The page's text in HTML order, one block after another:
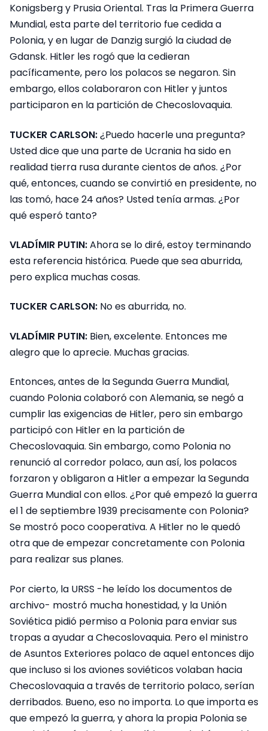
Konigsberg y Prusia Oriental. Tras la Primera Guerra
Mundial, esta parte del territorio fue cedida a
Polonia, y en lugar de Danzig surgió la ciudad de
Gdansk. Hitler les rogó que la cedieran
pacíficamente, pero los polacos se negaron. Sin
embargo, ellos colaboraron con Hitler y juntos
participaron en la partición de Checoslovaquia.
TUCKER CARLSON:¿Puedo hacerle una pregunta?
Usted dice que una parte de Ucrania ha sido en
realidad tierra rusa durante cientos de años. ¿Por
qué, entonces, cuando se convirtió en presidente, no
las tomó, hace 24 años? Usted tenía armas. ¿Por
qué esperó tanto?
VLADÍMIR PUTIN:Ahora se lo diré, estoy terminando
esta referencia histórica. Puede que sea aburrida,
pero explica muchas cosas.
TUCKER CARLSON: No es aburrida, no.
VLADÍMIR PUTIN: Bien, excelente. Entonces me
alegro que lo aprecie. Muchas gracias.
Entonces, antes de la Segunda Guerra Mundial,
cuando Polonia colaboró con Alemania, se negó a
cumplir las exigencias de Hitler, pero sin embargo
participó con Hitler en la partición de
Checoslovaquia. Sin embargo, como Polonia no
renunció al corredor polaco, aun así, los polacos
forzaron y obligaron a Hitler a empezar la Segunda
Guerra Mundial con ellos. ¿Por qué empezó la guerra
el 1 de septiembre 1939 precisamente con Polonia?
Se mostró poco cooperativa. A Hitler no le quedó
otra que de empezar concretamente con Polonia
para realizar sus planes.
Por cierto, la URSS -he leído los documentos de
archivo- mostró mucha honestidad, y la Unión
Soviética pidió permiso a Polonia para enviar sus
tropas a ayudar a Checoslovaquia. Pero el ministro
de Asuntos Exteriores polaco de aquel entonces dijo
que incluso si los aviones soviéticos volaban hacia
Checoslovaquia a través de territorio polaco, serían
derribados. Bueno, eso no importa. Lo que importa es
que empezó la guerra, y ahora la propia Polonia se